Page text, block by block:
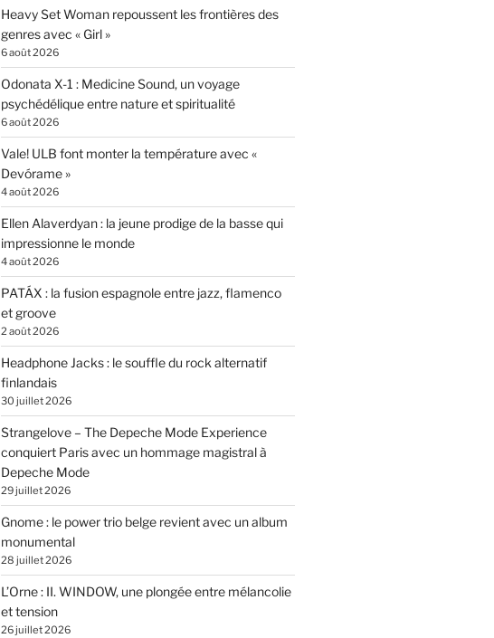
Heavy Set Woman repoussent les frontières des
genres avec « Girl »
6 août 2026
Odonata X-1 : Medicine Sound, un voyage
psychédélique entre nature et spiritualité
6 août 2026
Vale! ULB font monter la température avec «
Devórame »
4 août 2026
Ellen Alaverdyan : la jeune prodige de la basse qui
impressionne le monde
4 août 2026
PATÁX : la fusion espagnole entre jazz, flamenco
et groove
2 août 2026
Headphone Jacks : le souffle du rock alternatif
finlandais
30 juillet 2026
Strangelove – The Depeche Mode Experience
conquiert Paris avec un hommage magistral à
Depeche Mode
29 juillet 2026
Gnome : le power trio belge revient avec un album
monumental
28 juillet 2026
L’Orne : II. WINDOW, une plongée entre mélancolie
et tension
26 juillet 2026